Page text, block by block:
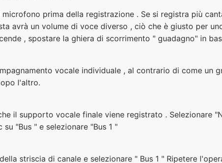
microfono prima della registrazione . Se si registra più
avrà un volume di voce diverso , ciò che è giusto per
, spostare la ghiera di scorrimento " guadagno" in
vocale individuale , al contrario di come un
l'altro.
il supporto vocale finale viene registrato . Selezionare
"Bus " e selezionare "Bus 1 "
striscia di canale e selezionare " Bus 1 " Ripetere